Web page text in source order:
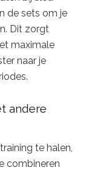
de sets om je
Dit zorgt
maximale
naar je
andere
te halen,
combineren